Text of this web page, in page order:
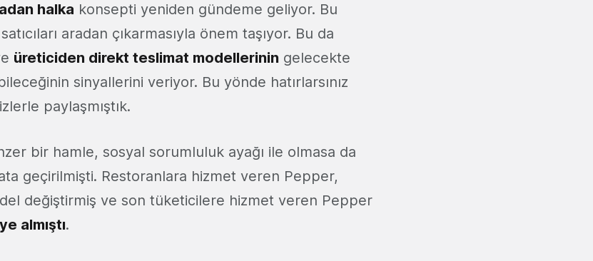
halka konsepti yeniden gündeme geliyor. Bu
aradan çıkarmasıyla önem taşıyor. Bu da
üreticiden direkt teslimat modellerinin gelecekte
sinyallerini veriyor. Bu yönde hatırlarsınız
paylaşmıştık.
bir hamle, sosyal sorumluluk ayağı ile olmasa da
geçirilmişti. Restoranlara hizmet veren Pepper,
değiştirmiş ve son tüketicilere hizmet veren Pepper
almıştı.